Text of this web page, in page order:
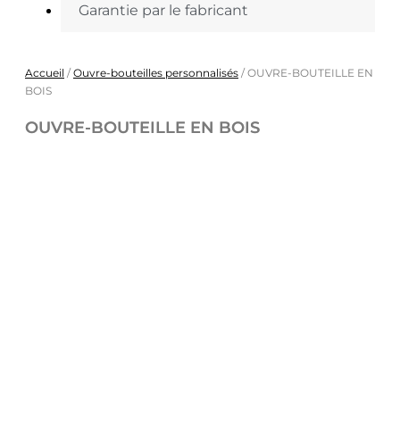
Garantie par le fabricant
Accueil /Ouvre-bouteilles personnalisés / OUVRE-BOUTEILLE EN
BOIS
OUVRE-BOUTEILLE EN BOIS